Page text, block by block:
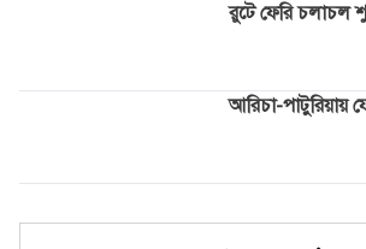
রুটে ফেরি চলাচল
আরিচা-পাটুরিয়ায়